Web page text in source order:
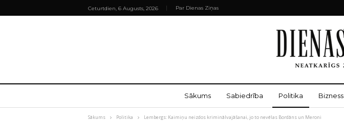
Ceturtdien, 6 Augusts, 2026 Par Dienas Ziņas
Sākums Sabiedrība Politika Bizness
Sākums Politika Lembergs: Kaimiņu neizdos kriminālvajāšanai, jo to nevēlas Bordāns un Meroni